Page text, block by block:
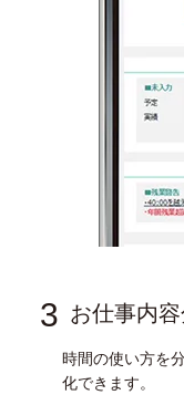
3 お仕事内
時間の使い方を
化できます。